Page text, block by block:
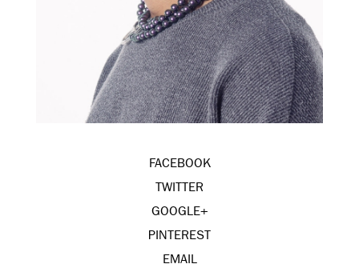
FACEBOOK
TWITTER
GOOGLE+
PINTEREST
EMAIL